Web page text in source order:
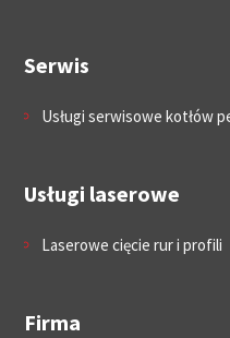
Serwis
Usługi serwisowe kotłów
Usługi laserowe
Laserowe cięcie rur i profili
Firma